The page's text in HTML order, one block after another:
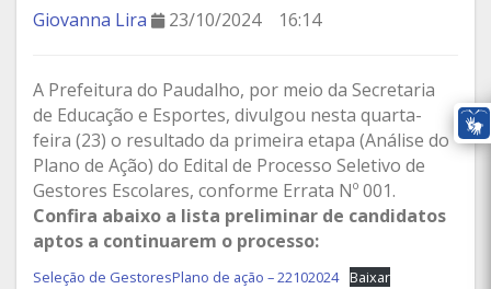
Giovanna Lira 23/10/2024 16:14
A Prefeitura do Paudalho, por meio da Secretaria
de Educação e Esportes, divulgou nesta quarta-
feira (23) o resultado da primeira etapa (Análise do
Plano de Ação) do Edital de Processo Seletivo de
Gestores Escolares, conforme Errata Nº 001.
Confira abaixo a lista preliminar de candidatos
aptos a continuarem o processo:
Seleção de GestoresPlano de ação – 22102024 Baixar